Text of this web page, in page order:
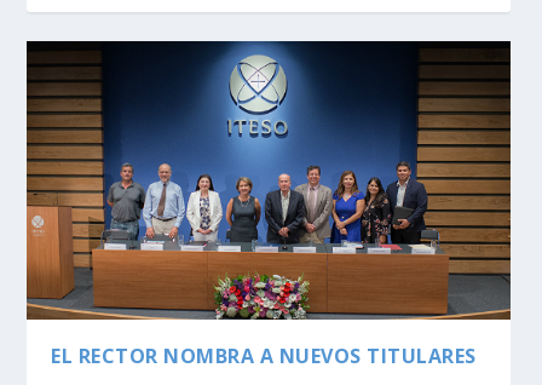
EL RECTOR NOMBRA A NUEVOS TITULARES